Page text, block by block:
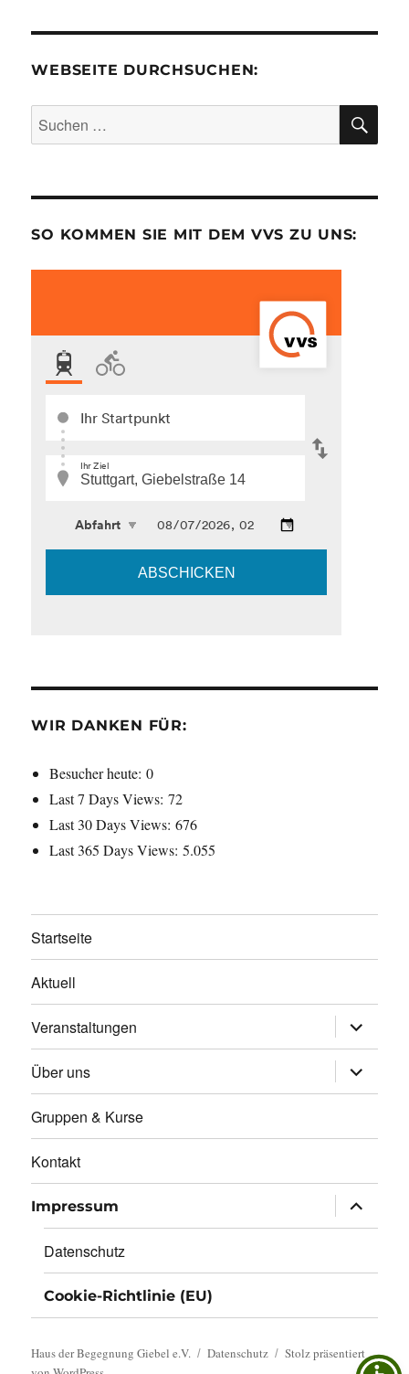
WEBSEITE DURCHSUCHEN:
Suchen
nach:
SO KOMMEN SIE MIT DEM VVS ZU UNS:
WIR DANKEN FÜR:
Besucher heute:0
Last 7 Days Views:72
Last 30 Days Views:676
Last 365 Days Views:5.055
Startseite
Aktuell
Veranstaltungen
öffnen
Über uns
öffnen
Gruppen & Kurse
Kontakt
Impressum
öffnen
Datenschutz
Cookie-Richtlinie (EU)
Haus der Begegnung Giebel e.V. Datenschutz
Stolz präsentiert